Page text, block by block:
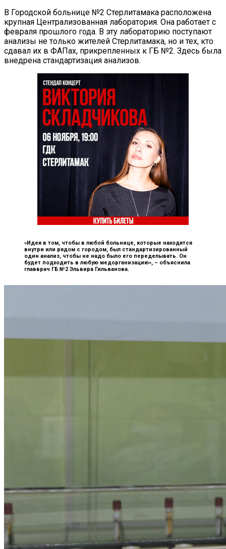
В Городской больнице №2 Стерлитамака расположена
крупная Централизованная лаборатория. Она работает с
февраля прошлого года. В эту лабораторию поступают
анализы не только жителей Стерлитамака, но и тех, кто
сдавал их в ФАПах, прикрепленных к ГБ №2. Здесь была
внедрена стандартизация анализов.
«Идея в том, чтобы в любой больнице, которые находятся
внутри или рядом с городом, был стандартизированный
один анализ, чтобы не надо было его переделывать. Он
будет подходить в любую медорганизацию», – объяснила
главврач ГБ №2 Эльвира Гильванова.